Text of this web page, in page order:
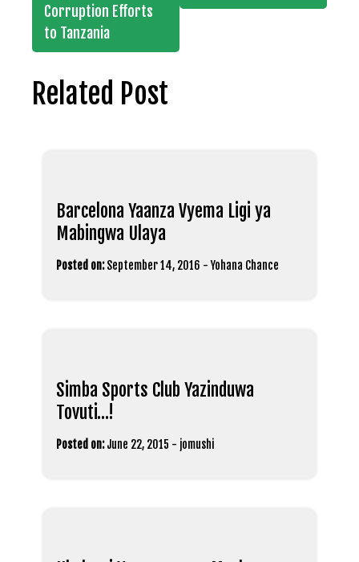
Corruption Efforts
to Tanzania
Related Post
Barcelona Yaanza Vyema Ligi ya
Mabingwa Ulaya
Posted on: September 14, 2016 -Yohana Chance
Simba Sports Club Yazinduwa
Tovuti…!
Posted on: June 22, 2015 - jomushi